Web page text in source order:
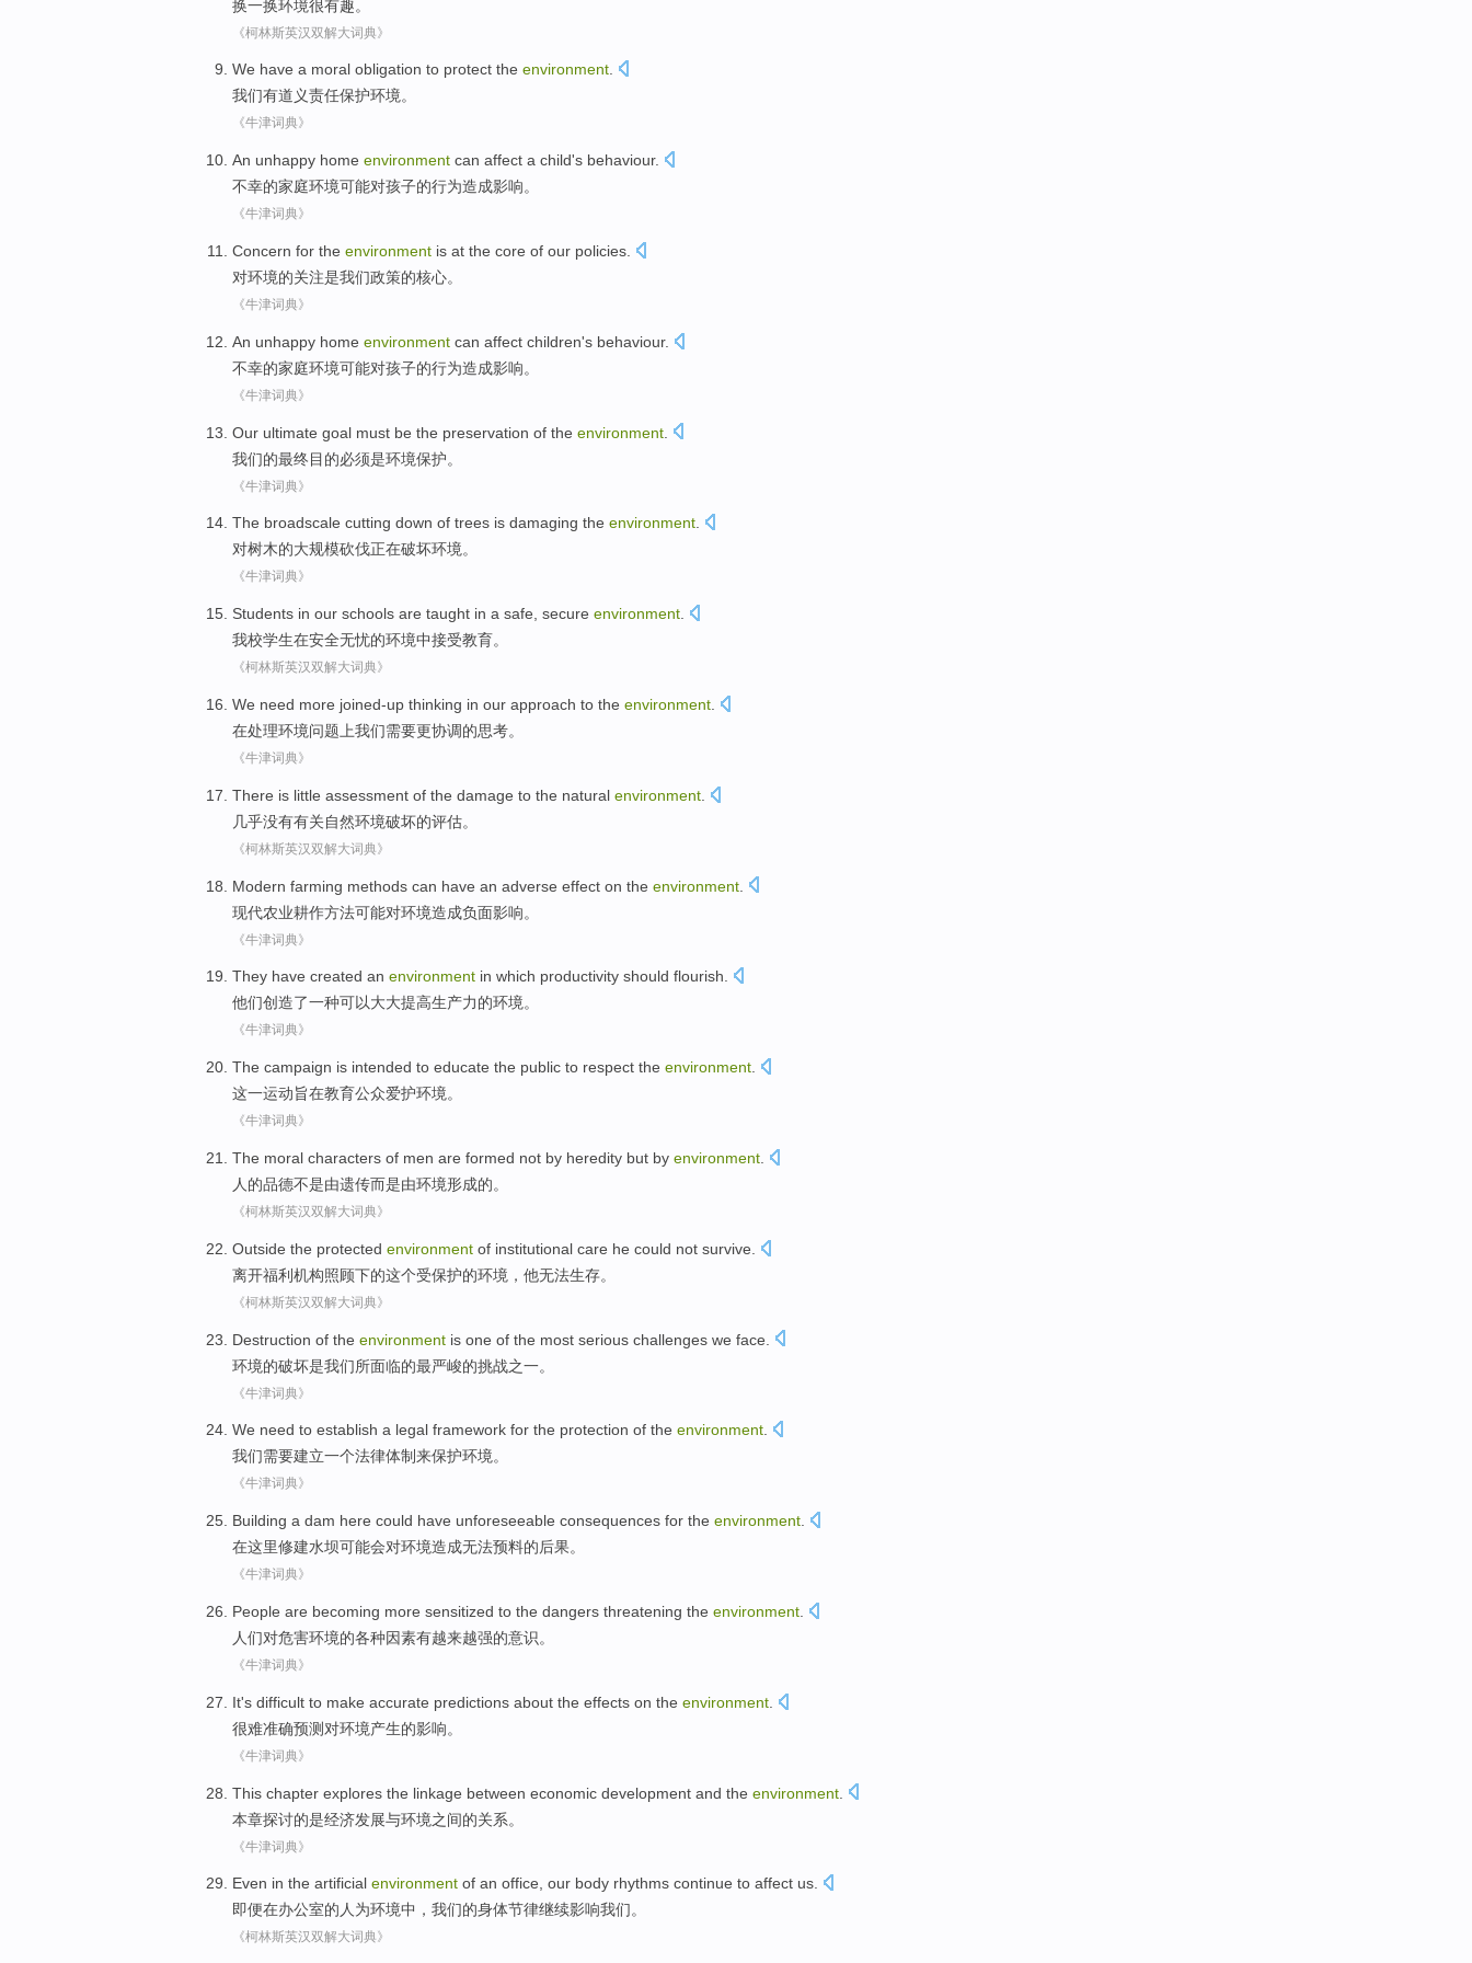
换一换环境很有趣。
《柯林斯英汉双解大词典》
We have a moral obligation to protect the environment.
我们有道义责任保护环境。
《牛津词典》
An unhappy home environment can affect a child's behaviour.
不幸的家庭环境可能对孩子的行为造成影响。
《牛津词典》
Concern for the environment is at the core of our policies
对环境的关注是我们政策的核心。
《牛津词典》
An unhappy home environment can affect children's behaviour.
不幸的家庭环境可能对孩子的行为造成影响。
《牛津词典》
Our ultimate goal must be the preservation of the environment
我们的最终目的必须是环境保护。
《牛津词典》
The broadscale cutting down of trees is damaging the environment.
对树木的大规模砍伐正在破坏环境。
《牛津词典》
Students in our schools are taught in a safe secure environment
我校学生在安全无忧的环境中接受教育。
《柯林斯英汉双解大词典》
We need more joined-up thinking in our approach to the environment
在处理环境问题上我们需要更协调的思考。
《牛津词典》
There is little assessment of the damage to the natural environment
几乎没有有关自然环境破坏的评估。
《柯林斯英汉双解大词典》
Modern farming methods can have an adverse effect on the environment
现代农业耕作方法可能对环境造成负面影响。
《牛津词典》
They have created an environment in which productivity should flourish.
他们创造了一种可以大大提高生产力的环境。
《牛津词典》
The campaign is intended to educate the public to respect the environment
这一运动旨在教育公众爱护环境。
《牛津词典》
The moral characters of men are formed not by heredity but by environment
人 的品德不是由遗传而是由环境形成的。
《柯林斯英汉双解大词典》
Outside the protected environment of institutional care he could not survive
离开福利机构照顾下的这个受保护的环境 ， 他无法生存。
《柯林斯英汉双解大词典》
Destruction of the environment is one of the most serious challenges we face
环境的破坏是我们所面临的最严峻的挑战之一。
《牛津词典》
We need to establish a legal framework for the protection of the environment.
我们需要建立一个法律体制来保护环境。
《牛津词典》
Building a dam here could have unforeseeable consequences for the environment
在这里修建水坝可能会对环境造成无法预料的后果。
《牛津词典》
People are becoming more sensitized to the dangers threatening the environment
人们对危害环境的各种因素有越来越强的意识。
《牛津词典》
It's difficult to make accurate predictions about the effects on the environment
很难准确预测 对环境产生的影响。
《牛津词典》
This chapter explores the linkage between economic development and the environment
本章探讨的是经济发展与环境之间的关系。
《牛津词典》
Even in the artificial environment of an office, our body rhythms continue to affect us.
即便在办公室的人为环境中， 我们的身体节律继续影响我们。
《柯林斯英汉双解大词典》